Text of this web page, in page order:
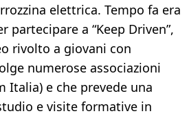
elettrica. Tempo fa era
partecipare a “Keep Driven”,
rivolto a giovani con
numerose associazioni
Italia) e che prevede una
e visite formative in